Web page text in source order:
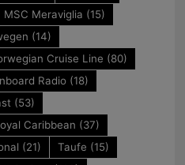
MSC Meraviglia (15)
(14)
Cruise Line (80)
Radio(18)
(53)
Caribbean (37)
(21) Taufe (15)